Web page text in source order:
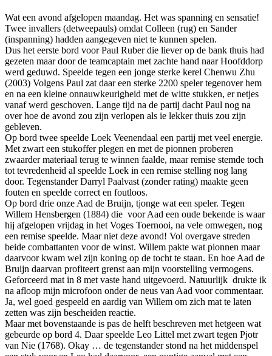
Wat een avond afgelopen maandag. Het was spanning en sensatie!
Twee invallers (detweepauls) omdat Colleen (rug) en Sander
(inspanning) hadden aangegeven niet te kunnen spelen.
Dus het eerste bord voor Paul Ruber die liever op de bank thuis had
gezeten maar door de teamcaptain met zachte hand naar Hoofddorp
werd geduwd. Speelde tegen een jonge sterke kerel Chenwu Zhu
(2003) Volgens Paul zat daar een sterke 2200 speler tegenover hem
en na een kleine onnauwkeurigheid met de witte stukken, er netjes
vanaf werd geschoven. Lange tijd na de partij dacht Paul nog na
over hoe de avond zou zijn verlopen als ie lekker thuis zou zijn
gebleven.
Op bord twee speelde Loek Veenendaal een partij met veel energie.
Met zwart een stukoffer plegen en met de pionnen proberen
zwaarder materiaal terug te winnen faalde, maar remise stemde toch
tot tevredenheid al speelde Loek in een remise stelling nog lang
door. Tegenstander Darryl Paalvast (zonder rating) maakte geen
fouten en speelde correct en foutloos.
Op bord drie onze Aad de Bruijn, tjonge wat een speler. Tegen
Willem Hensbergen (1884) die voor Aad een oude bekende is waar
hij afgelopen vrijdag in het Voges Toernooi, na vele omwegen, nog
een remise speelde. Maar niet deze avond! Vol overgave streden
beide combattanten voor de winst. Willem pakte wat pionnen maar
daarvoor kwam wel zijn koning op de tocht te staan. En hoe Aad de
Bruijn daarvan profiteert grenst aan mijn voorstelling vermogens.
Geforceerd mat in 8 met vaste hand uitgevoerd. Natuurlijk drukte ik
na afloop mijn microfoon onder de neus van Aad voor commentaar.
Ja, wel goed gespeeld en aardig van Willem om zich mat te laten
zetten was zijn bescheiden reactie.
Maar met bovenstaande is pas de helft beschreven met hetgeen wat
gebeurde op bord 4. Daar speelde Leo Littel met zwart tegen Pjotr
van Nie (1768). Okay … de tegenstander stond na het middenspel